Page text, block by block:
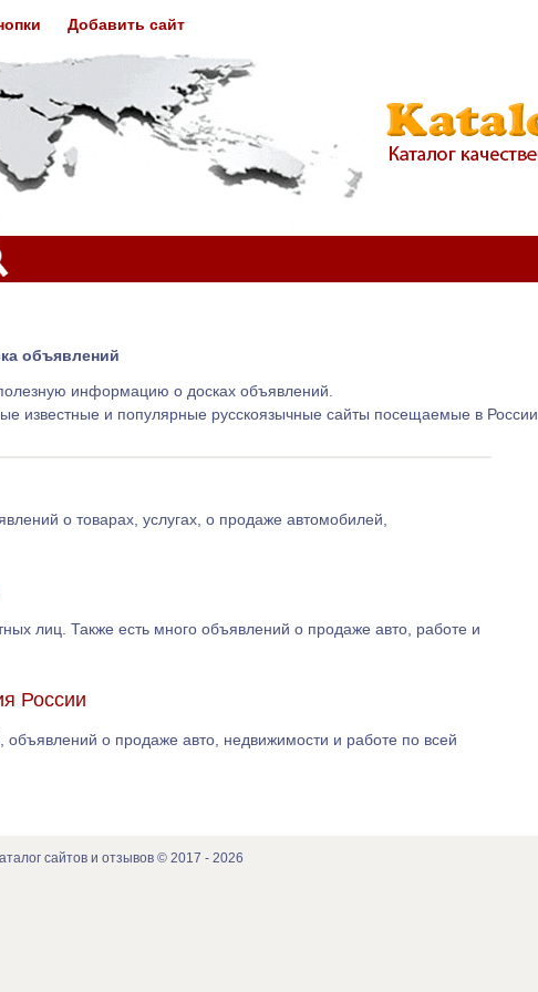
объявлений
информацию о досках объявлений.
известные и популярные русскоязычные сайты посещаемые в России.
о товарах, услугах, о продаже автомобилей,
лиц. Также есть много объявлений о продаже авто, работе и
России
объявлений о продаже авто, недвижимости и работе по всей
Добавить сайт
сайтов и отзывов © 2017 - 2026